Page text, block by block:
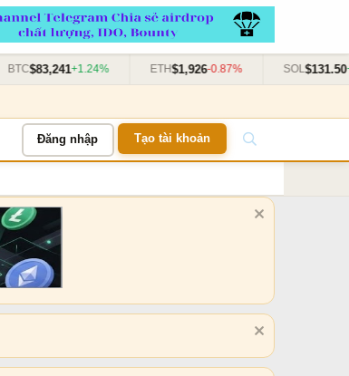
BTC$83,241+1.24% ETH$1,926-0.87% SOL$131.50
Đăng nhập Tạo tài khoản